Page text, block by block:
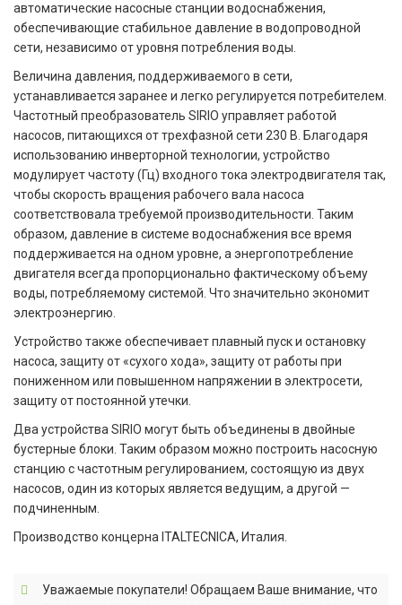
автоматические насосные станции водоснабжения,
обеспечивающие стабильное давление в водопроводной
сети, независимо от уровня потребления воды.
Величина давления, поддерживаемого в сети,
устанавливается заранее и легко регулируется потребителем.
Частотный преобразователь SIRIO управляет работой
насосов, питающихся от трехфазной сети 230 В. Благодаря
использованию инверторной технологии, устройство
модулирует частоту (Гц) входного тока электродвигателя так,
чтобы скорость вращения рабочего вала насоса
соответствовала требуемой производительности. Таким
образом, давление в системе водоснабжения все время
поддерживается на одном уровне, а энергопотребление
двигателя всегда пропорционально фактическому объему
воды, потребляемому системой. Что значительно экономит
электроэнергию.
Устройство также обеспечивает плавный пуск и остановку
насоса, защиту от «сухого хода», защиту от работы при
пониженном или повышенном напряжении в электросети,
защиту от постоянной утечки.
Два устройства SIRIO могут быть объединены в двойные
бустерные блоки. Таким образом можно построить насосную
станцию с частотным регулированием, состоящую из двух
насосов, один из которых является ведущим, а другой —
подчиненным.
Производство концерна ITALTECNICA, Италия.
Уважаемые покупатели! Обращаем Ваше внимание, что